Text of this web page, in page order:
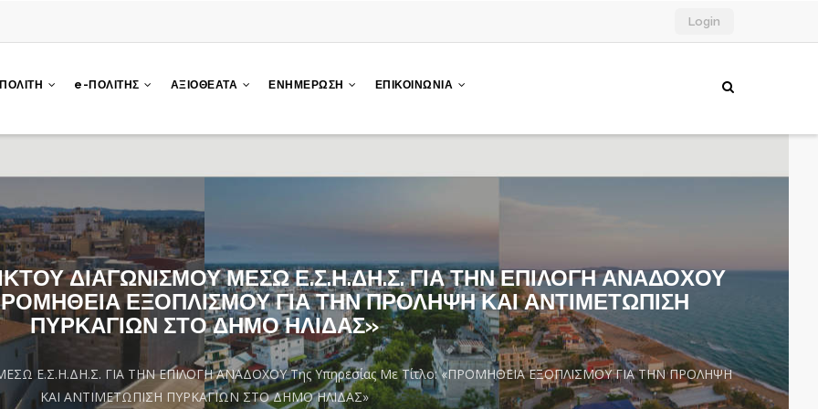
Login
e-ΠΟΛΙΤΗΣ ΑΞΙΟΘΕΑΤΑ ΕΝΗΜΕΡΩΣΗ ΕΠΙΚΟΙΝΩΝΙΑ
ΔΙΑΓΩΝΙΣΜΟΥ ΜΕΣΩ Ε.Σ.Η.ΔΗ.Σ. ΓΙΑ ΤΗΝ ΕΠΙΛΟΓΗ ΑΝΑΔΟΧΟΥ
ΕΞΟΠΛΙΣΜΟΥ ΓΙΑ ΤΗΝ ΠΡΟΛΗΨΗ ΚΑΙ ΑΝΤΙΜΕΤΩΠΙΣΗ
ΠΥΡΚΑΓΙΩΝ ΣΤΟ ΔΗΜΟ ΗΛΙΔΑΣ»
Ε.Σ.Η.ΔΗ.Σ. ΓΙΑ ΤΗΝ ΕΠΙΛΟΓΗ ΑΝΑΔΟΧΟΥ Της Υπηρεσίας Με Τίτλο: «ΠΡΟΜΗΘΕΙΑ ΕΞΟΠΛΙΣΜΟΥ ΓΙΑ ΤΗΝ ΠΡΟΛΗΨΗ
ΚΑΙ ΑΝΤΙΜΕΤΩΠΙΣΗ ΠΥΡΚΑΓΙΩΝ ΣΤΟ ΔΗΜΟ ΗΛΙΔΑΣ»